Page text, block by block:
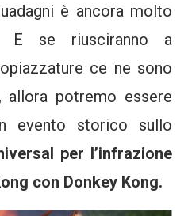
è ancora molto
E se riusciranno a
ce ne sono
potremo essere
evento storico sullo
per l’infrazione
con Donkey Kong.